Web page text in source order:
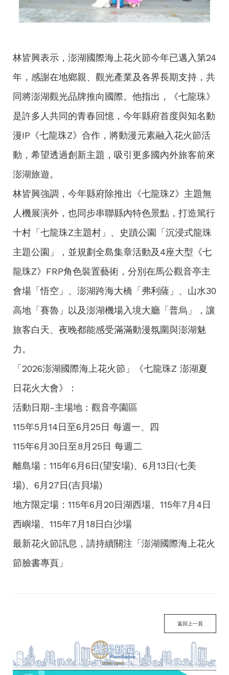
林皆興表示，澎湖國際海上花火節今年已邁入第24
年，感謝在地鄉親、觀光產業及各界長期支持，共
同將澎湖觀光品牌推向國際。他指出，《七龍珠》
是許多人共同的青春回憶，今年縣府首度與知名動
漫IP《七龍珠Z》合作，將動漫元素融入花火節活
動，希望透過創新主題，吸引更多國內外旅客前來
澎湖旅遊。
林皆興強調，今年縣府除推出《七龍珠Z》主題無
人機展演外，也同步串聯縣內特色景點，打造篤行
十村「七龍珠Z主題村」、史蹟公園「沉浸式龍珠
主題公園」，並規劃全島集章活動及4座大型《七
龍珠Z》FRP角色裝置藝術，分別在馬公觀音亭主
會場「悟空」、澎湖跨海大橋「弗利薩」、山水30
高地「賽魯」以及澎湖機場入境大廳「普烏」，讓
旅客白天、夜晚都能感受滿滿動漫氛圍與澎湖魅
力。
「2026澎湖國際海上花火節」《七龍珠Z 澎湖夏
日花火大會》：
活動日期-主場地：觀音亭園區
115年5月14日至6月25日 每週一、四
115年6月30日至8月25日 每週二
離島場：115年6月6日(望安場)、6月13日(七美
場)、6月27日(吉貝場)
地方限定場：115年6月20日湖西場、115年7月4日
西嶼場、115年7月18日白沙場
最新花火節訊息，請持續關注「澎湖國際海上花火
節臉書專頁」
返回上一頁